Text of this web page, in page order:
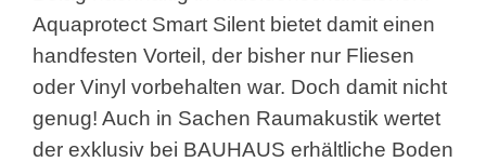
Aquaprotect Smart Silent bietet damit einen
handfesten Vorteil, der bisher nur Fliesen
oder Vinyl vorbehalten war. Doch damit nicht
genug! Auch in Sachen Raumakustik wertet
der exklusiv bei BAUHAUS erhältliche Boden